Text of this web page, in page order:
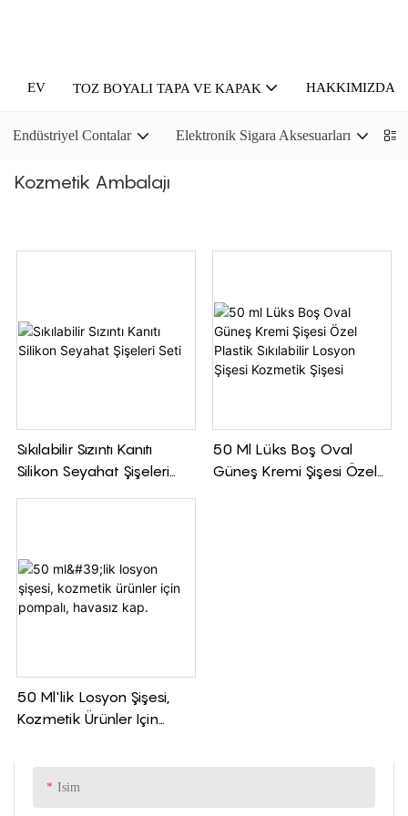
EV TOZ BOYALI TAPA VE KAPAK HAKKIMIZDA
Endüstriyel Contalar Elektronik Sigara Aksesuarları
Kozmetik Ambalajı
Isim
Sıkılabilir Sızıntı Kanıtı
Silikon Seyahat Şişeleri
50 Ml Lüks Boş Oval
Güneş Kremi Şişesi Özel
50 Ml'lik Losyon Şişesi,
Kozmetik Ürünler Için